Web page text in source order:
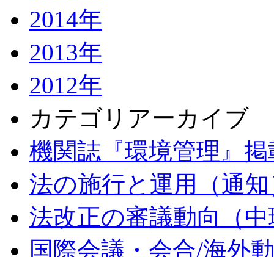
2014年
2013年
2012年
カテゴリアーカイブ
機関誌『環境管理』
法の施行と運用（通
法改正の審議動向（
国際会議・会合/海外